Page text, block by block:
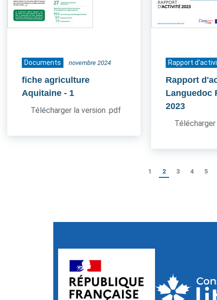
Documents novembre 2024
fiche agriculture
Aquitaine - 1
Télécharger la version .pdf
Rapport
Rapport
Languedoc
2023
1 2 3 4 5